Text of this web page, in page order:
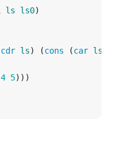
ls ls0)
cdr ls) (cons (car ls
4 5)))